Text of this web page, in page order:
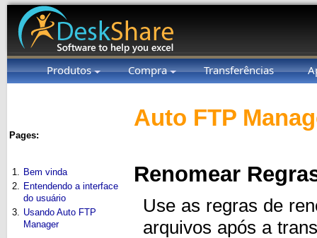
Produtos Compra Transferências
Pages:
1.
Bem vinda
2.
Entendendo a interface
do usuário
3.
Usando Auto FTP
Manager
Auto FTP
Renomear
Use as regras de
arquivos após a